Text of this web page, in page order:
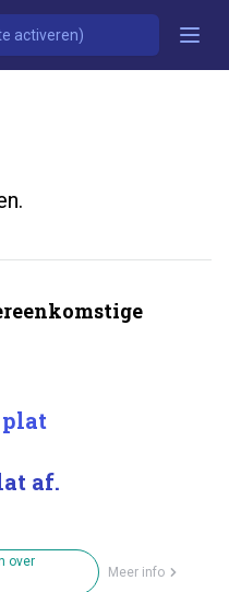
plat
af.
over
Meer info